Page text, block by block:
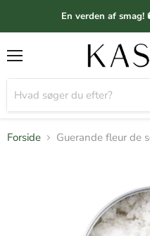
En verden af
Forside Guerande fleur de